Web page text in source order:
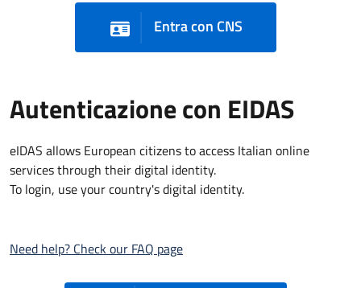
Entra con CNS
Autenticazione con EIDAS
eIDAS allows European citizens to access Italian online
services through their digital identity.
To login, use your country's digital identity.
Need help? Check our FAQ page